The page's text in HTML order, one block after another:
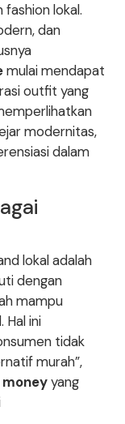
lokal.
dan
mulai mendapat
outfit yang
modernitas,
dalam
lokal adalah
dengan
mampu
Hal ini
tidak
murah”,
yang